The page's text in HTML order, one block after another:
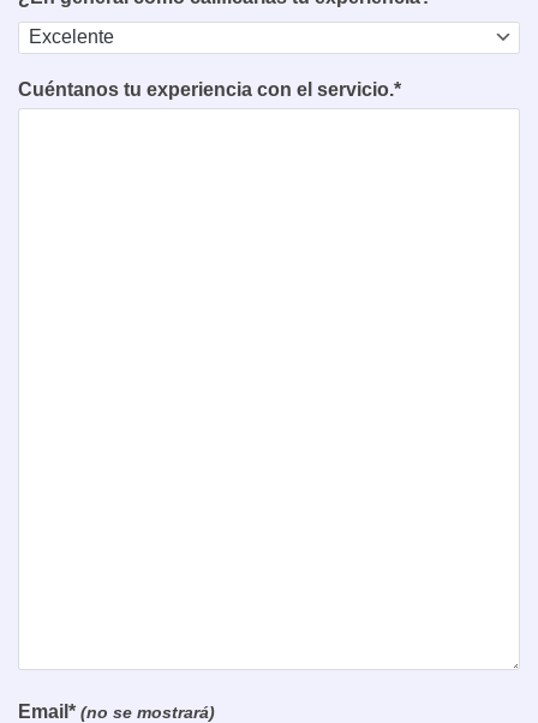
Cuéntanos tu experiencia con el servicio.*
Email* (no se mostrará)